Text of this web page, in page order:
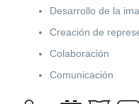
Desarrollo de la
Creación de
Colaboración
Comunicación